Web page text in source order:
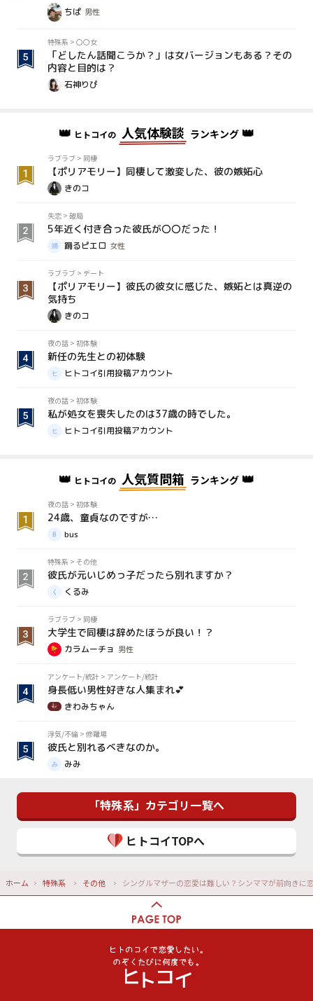
ちぱ 男性
特殊系 > 〇〇女
「どしたん話聞こうか？」は女バージョンもある？その
内容と目的は？
石神りぴ
👑 ヒトコイの 人気体験談 ランキング 👑
ラブラブ > 同棲
【ポリアモリー】同棲して激変した、彼の嫉妬心
きのコ
失恋 > 破局
5年近く付き合った彼氏が〇〇だった！
踊るピエロ 女性
ラブラブ > デート
【ポリアモリー】彼氏の彼女に感じた、嫉妬とは真逆の
気持ち
きのコ
夜の話 > 初体験
新任の先生との初体験
ヒトコイ引用投稿アカウント
夜の話 > 初体験
私が処女を喪失したのは37歳の時でした。
ヒトコイ引用投稿アカウント
👑 ヒトコイの 人気質問箱 ランキング 👑
夜の話 > 初体験
24歳、童貞なのですが…
bus
特殊系 > その他
彼氏が元いじめっ子だったら別れますか？
くるみ
ラブラブ > 同棲
大学生で同棲は辞めたほうが良い！？
カラムーチョ 男性
アンケート/統計 > アンケート/統計
身長低い男性好きな人集まれ💕
きわみちゃん
浮気/不倫 > 修羅場
彼氏と別れるべきなのか。
みみ
「特殊系」カテゴリ一覧へ
ヒトコイTOPへ
ホーム 特殊系 その他 シングルマザーの恋愛は難しい？シンママが前向きに